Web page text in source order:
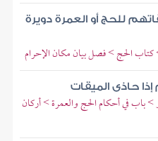
للحج أو العمرة دويرة
كتاب الحج > فصل بيان مكان الإحرام
حاذى الميقات
باب في أحكام الحج والعمرة > أركان